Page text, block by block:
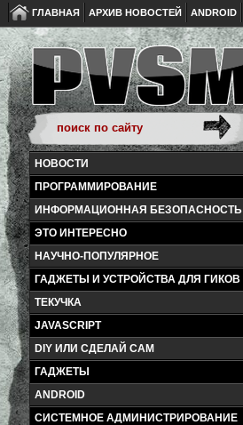
ГЛАВНАЯ АРХИВ НОВОСТЕЙ ANDROID
НОВОСТИ
ПРОГРАММИРОВАНИЕ
ИНФОРМАЦИОННАЯ БЕЗОПАСНОСТЬ
ЭТО ИНТЕРЕСНО
НАУЧНО-ПОПУЛЯРНОЕ
ГАДЖЕТЫ И УСТРОЙСТВА ДЛЯ ГИКОВ
ТЕКУЧКА
JAVASCRIPT
DIY ИЛИ СДЕЛАЙ САМ
ГАДЖЕТЫ
ANDROID
СИСТЕМНОЕ АДМИНИСТРИРОВАНИЕ